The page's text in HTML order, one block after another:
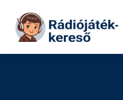
Tovább a tartalomhoz